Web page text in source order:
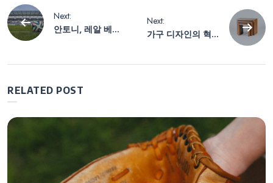
글
탐
색
Next:
안토니, 레알 베티
Next:
가구 디자인의 혁
RELATED POST